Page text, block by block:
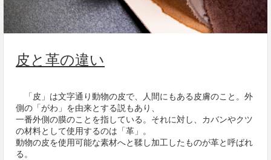
皮と革の違い
「皮」は文字通り動物の皮で、人間にもある皮膚のこと。外
側の「がわ」を由来とする説もあり、
一番外側の膜のことを指している。それに対し、カバンやクツ
の材料として使用するのは「革」。
動物の皮を使用可能な素材へと鞣し加工したものが革と呼ばれ
る。